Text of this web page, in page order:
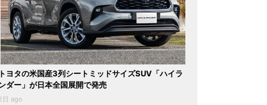
ヨタの米国産3列シートミッドサイズSUV「ハイラ
ダー」が日本全国展開で発売
日 ago